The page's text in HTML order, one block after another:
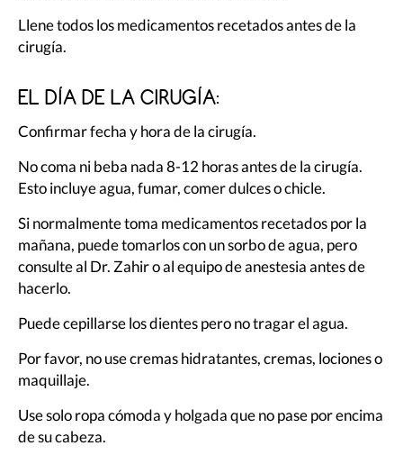
Llene todos los medicamentos recetados antes de la
cirugía.
EL DÍA DE LA CIRUGÍA:
Confirmar fecha y hora de la cirugía.
No coma ni beba nada 8-12 horas antes de la cirugía.
Esto incluye agua, fumar, comer dulces o chicle.
Si normalmente toma medicamentos recetados por la
mañana, puede tomarlos con un sorbo de agua, pero
consulte al Dr. Zahir o al equipo de anestesia antes de
hacerlo.
Puede cepillarse los dientes pero no tragar el agua.
Por favor, no use cremas hidratantes, cremas, lociones o
maquillaje.
Use solo ropa cómoda y holgada que no pase por encima
de su cabeza.